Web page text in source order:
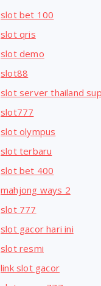
slot bet 100
slot qris
slot demo
slot88
slot server thailand
slot777
slot olympus
slot terbaru
slot bet 400
mahjong ways 2
slot 777
slot gacor hari ini
slot resmi
link slot gacor